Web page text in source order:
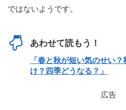
ではないようです。
あわせて読もう！
「春と秋が短い気のせい
け？四季どうなる？」
広告